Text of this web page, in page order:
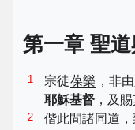
第一章 聖
1 宗徒葆樂 ，非
耶穌基督 ，及
2 偕此間諸同道